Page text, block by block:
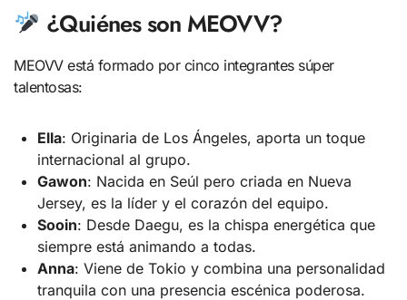
¿Quiénes son MEOVV?
MEOVV está formado por cinco integrantes súper
talentosas:
Ella: Originaria de Los Ángeles, aporta un toque
internacional al grupo.
Gawon: Nacida en Seúl pero criada en Nueva
Jersey, es la líder y el corazón del equipo.
Sooin: Desde Daegu, es la chispa energética que
siempre está animando a todas.
Anna: Viene de Tokio y combina una personalidad
tranquila con una presencia escénica poderosa.